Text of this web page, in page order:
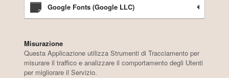
Google Fonts (Google LLC)
Misurazione
Questa Applicazione utilizza Strumenti di Tracciamento per
misurare il traffico e analizzare il comportamento degli Utenti
per migliorare il Servizio.